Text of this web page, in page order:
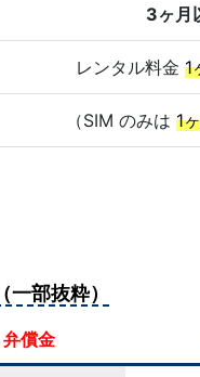
3ヶ月
レンタル料金 1
（SIM のみは 1
部抜粋）
弁償金